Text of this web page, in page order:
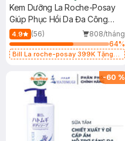
Kem Dưỡng La Roche-Posay
Giúp Phục Hồi Da Đa Công
Dụng 40ml
4.9 (56)
808/tháng
64%
Bill La roche-posay 399K Tặng
(SL có hạn)
-60 %